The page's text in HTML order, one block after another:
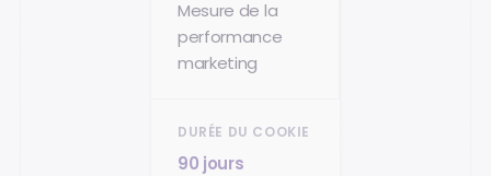
Mesure de la
performance
marketing
90 jours